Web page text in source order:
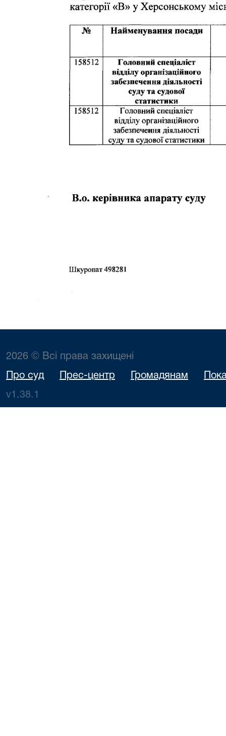
2026 © Всі права захищені
Про суд Прес-центр Громадянам
v1.38.1